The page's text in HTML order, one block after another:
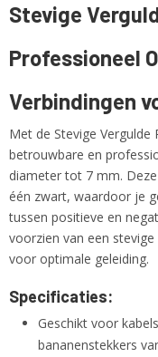
4250019133220
BN 207618
1,00 Kg
Stevige
Professioneel
Verbindingen
Met de Stevige
betrouwbare en
diameter tot 7 mm.
één zwart, waardoor je
tussen positieve en
voorzien van een
voor optimale geleiding.
Specificaties:
Geschikt voor
bananenstekkers